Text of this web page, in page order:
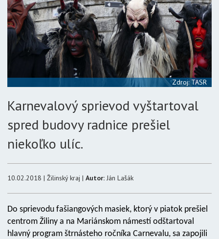
Zdroj: TASR
Karnevalový sprievod vyštartoval
spred budovy radnice prešiel
niekoľko ulíc.
10.02.2018 | Žilinský kraj | Autor: Ján Lašák
Do sprievodu fašiangových masiek, ktorý v piatok prešiel
centrom Žiliny a na Mariánskom námestí odštartoval
hlavný program štrnásteho ročníka Carnevalu, sa zapojili